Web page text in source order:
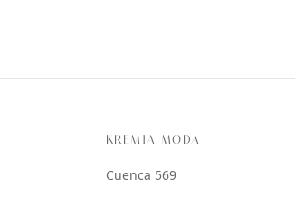
KREMIA MODA
Cuenca 569